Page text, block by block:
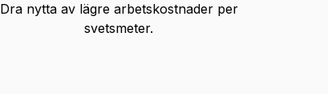
Dra nytta av lägre arbetskostnader per
svetsmeter.